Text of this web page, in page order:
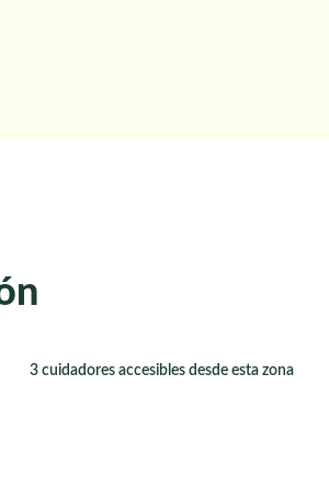
3 cuidadores accesibles desde esta zona